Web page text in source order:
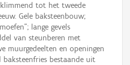
tot het tweede
Gele baksteenbouw;
lange gevels
van steunberen met
muurgedeelten en openingen
baksteenfries bestaande uit